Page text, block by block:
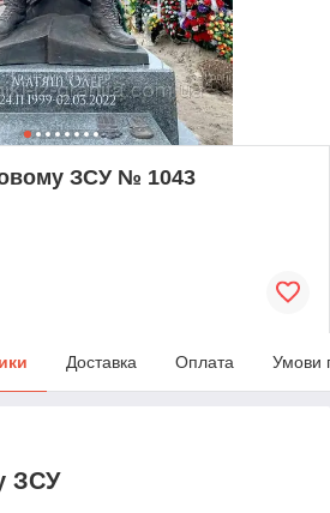
ЗСУ № 1043
Доставка Оплата Умови
ЗСУ